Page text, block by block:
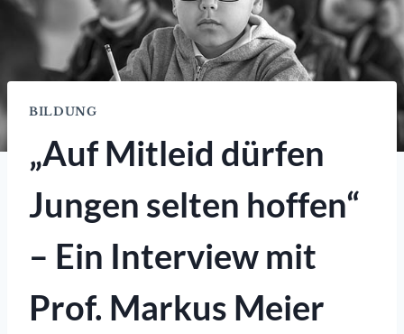
BILDUNG
„Auf Mitleid dürfen
Jungen selten hoffen“
– Ein Interview mit
Prof. Markus Meier